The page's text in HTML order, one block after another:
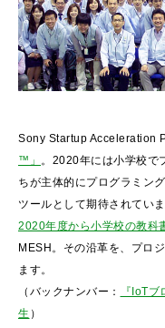
Sony Startup Acceleration
™」
。2020年には小学校で
ちが主体的にプログラミン
ツールとして期待されていま
2020年度から小学校の教科
MESH。その沿革を、プロ
ます。
（バックナンバー：
『IoT
生 ）